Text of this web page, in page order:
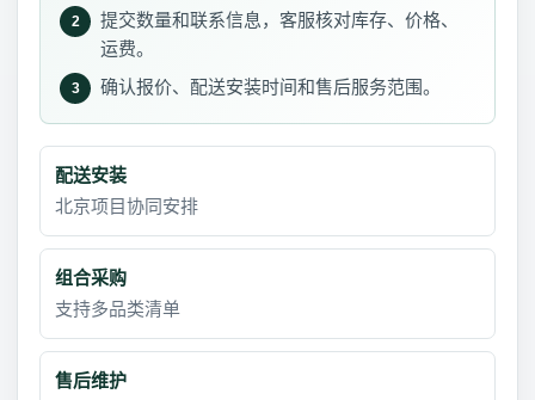
2
提交数量和联系信息，客服核对库存、价格、
运费。
3 确认报价、配送安装时间和售后服务范围。
配送安装
北京项目协同安排
组合采购
支持多品类清单
售后维护